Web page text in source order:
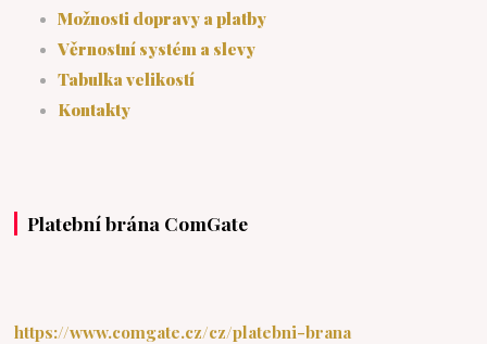
Možnosti dopravy a platby
Věrnostní systém a slevy
Tabulka velikostí
Kontakty
Platební brána ComGate
https://www.comgate.cz/cz/platebni-brana